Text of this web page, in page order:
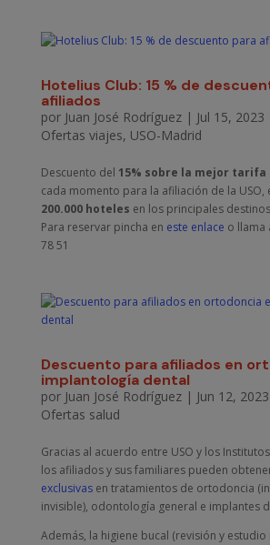
Hotelius Club: 15 % de
afiliados
por Juan José Rodríguez| Jul 15, 2023
Ofertas viajes, USO-Madrid
Descuento del 15% sobre la mejor tarifa
cada momento para la afiliación de la USO,
200.000 hoteles en los principales
Para reservar pincha en este enlace o llama
78 51
Descuento para afiliados en
implantología dental
por Juan José Rodríguez| Jun 12, 2023
Ofertas salud
Gracias al acuerdo entre USO y los
los afiliados y sus familiares pueden
exclusivasen tratamientos de ortodoncia
invisible), odontología general e implantes
Además, la higiene bucal (revisión y